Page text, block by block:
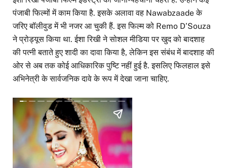
पंजाबी फिल्मों में काम किया है. इसके अलावा वह Nawabzaade के
जरिए बॉलीवुड में भी नजर आ चुकी हैं. इस फिल्म को Remo D’Souza
ने प्रोड्यूस किया था. ईशा रिखी ने सोशल मीडिया पर खुद को बादशाह
की पत्नी बताते हुए शादी का दावा किया है, लेकिन इस संबंध में बादशाह की
ओर से अब तक कोई आधिकारिक पुष्टि नहीं हुई है. इसलिए फिलहाल इसे
अभिनेत्री के सार्वजनिक दावे के रूप में देखा जाना चाहिए.